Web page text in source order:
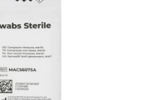
ran
opatrunkowy